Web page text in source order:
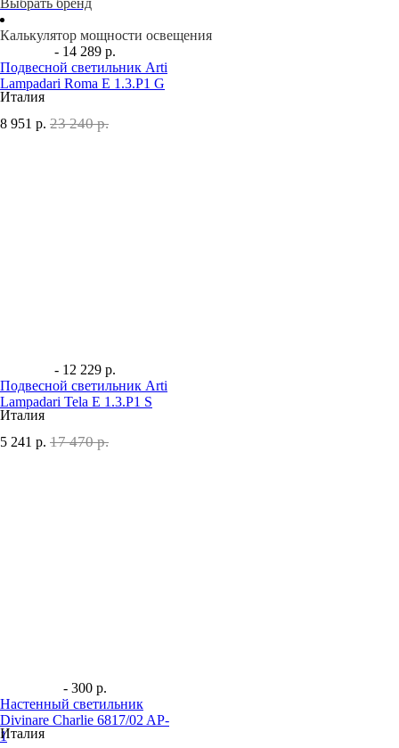
Выбрать бренд
Калькулятор мощности освещения
- 14 289 р.
Подвесной светильник Arti
Lampadari Roma E 1.3.P1 G
Италия
8 951 р. 23 240 р.
- 12 229 р.
Подвесной светильник Arti
Lampadari Tela E 1.3.P1 S
Италия
5 241 р. 17 470 р.
- 300 р.
Настенный светильник
Divinare Charlie 6817/02 AP-
1
Италия